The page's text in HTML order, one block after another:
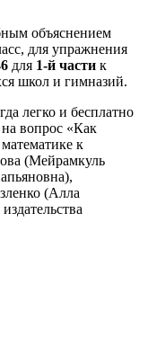
объяснением
для упражнения
для 1-й части к
школ и гимназий.
легко и бесплатно
вопрос «Как
к
(Мейрамкуль
(Алла